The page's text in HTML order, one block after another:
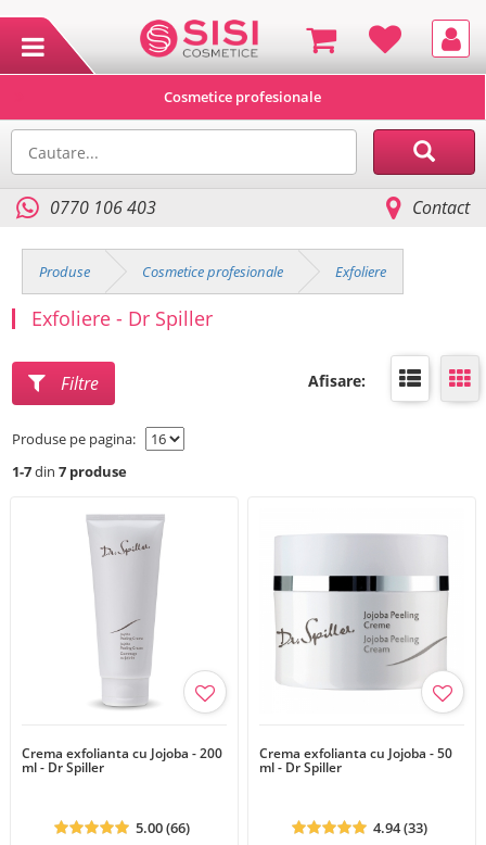
Cosmetice profesionale
0770 106 403 Contact
Produse Cosmetice profesionale Exfoliere
Exfoliere - Dr Spiller
Filtre Afisare:
Produse pe pagina:
1-7din 7 produse
Crema exfolianta cu Jojoba - 200
ml - Dr Spiller
5.00 (66)
Crema exfolianta cu Jojoba - 50
ml - Dr Spiller
4.94 (33)